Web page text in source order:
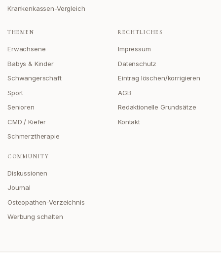
Krankenkassen-Vergleich
THEMEN
Erwachsene
Babys & Kinder
Schwangerschaft
Sport
Senioren
CMD / Kiefer
Schmerztherapie
COMMUNITY
Diskussionen
Journal
Osteopathen-Verzeichnis
Werbung schalten
RECHTLICHES
Impressum
Datenschutz
Eintrag löschen/korrigieren
AGB
Redaktionelle Grundsätze
Kontakt